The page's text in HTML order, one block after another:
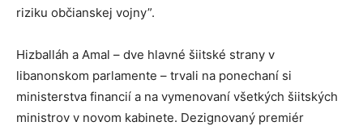
riziku občianskej vojny”.
Hizballáh a Amal – dve hlavné šiitské strany v
libanonskom parlamente – trvali na ponechaní si
ministerstva financií a na vymenovaní všetkých šiitských
ministrov v novom kabinete. Dezignovaný premiér